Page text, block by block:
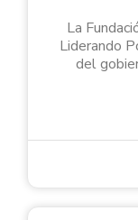
La
Liderando
del